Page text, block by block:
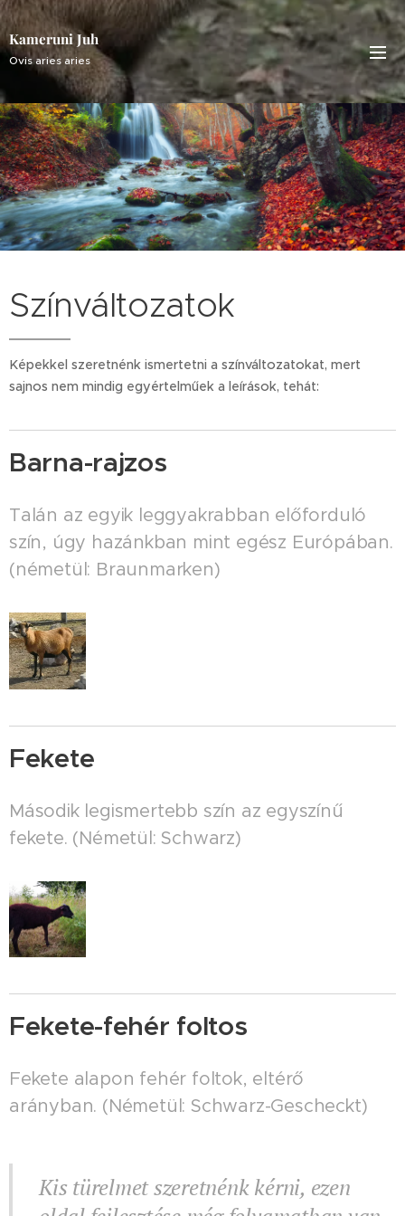
Kameruni Juh
Ovis aries aries
Színváltozatok
Képekkel szeretnénk ismertetni a színváltozatokat, mert
sajnos nem mindig egyértelműek a leírások, tehát:
Barna-rajzos
Talán az egyik leggyakrabban előforduló
szín, úgy hazánkban mint egész Európában.
(németül: Braunmarken)
Fekete
Második legismertebb szín az egyszínű
fekete. (Németül: Schwarz)
Fekete-fehér foltos
Fekete alapon fehér foltok, eltérő
arányban. (Németül: Schwarz-Gescheckt)
Kis türelmet szeretnénk kérni, ezen